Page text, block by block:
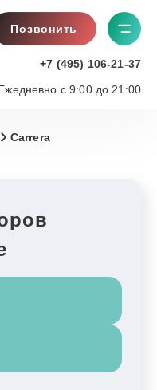
Позвонить
+7 (495) 106-21-37
с 9:00 до 21:00
Carrera